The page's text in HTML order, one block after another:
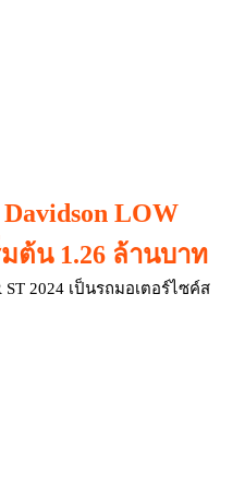
LOW
มต้น 1.26 ล้านบาท
ST 2024 เป็นรถมอเตอร์ไซค์ส